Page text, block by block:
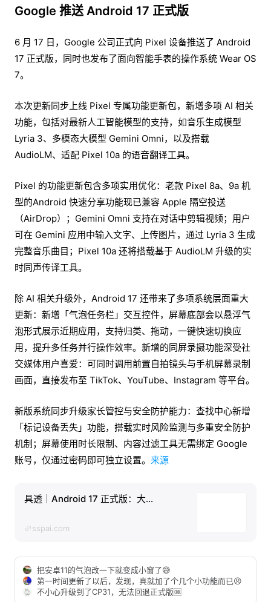
Google 推送 Android 17 正式版
6 月 17 日，Google 公司正式向 Pixel 设备推送了 Android
17 正式版，同时也发布了面向智能手表的操作系统 Wear OS
7。
本次更新同步上线 Pixel 专属功能更新包，新增多项 AI 相关
功能，包括对最新人工智能模型的支持，如音乐生成模型
Lyria 3、多模态大模型 Gemini Omni，以及搭载
AudioLM、适配 Pixel 10a 的语音翻译工具。
Pixel 的功能更新包含多项实用优化：老款 Pixel 8a、9a 机
型的Android 快速分享功能现已兼容 Apple 隔空投送
（AirDrop）；Gemini Omni 支持在对话中剪辑视频；用户
可在 Gemini 应用中输入文字、上传图片，通过 Lyria 3 生成
完整音乐曲目；Pixel 10a 还将搭载基于 AudioLM 升级的实
时同声传译工具。
除 AI 相关升级外，Android 17 还带来了多项系统层面重大
更新：新增「气泡任务栏」交互控件，屏幕底部会以悬浮气
泡形式展示近期应用，支持归类、拖动，一键快速切换应
用，提升多任务并行操作效率。新增的同屏录摄功能深受社
交媒体用户喜爱：可同时调用前置自拍镜头与手机屏幕录制
画面，直接发布至 TikTok、YouTube、Instagram 等平台。
新版系统同步升级家长管控与安全防护能力：查找中心新增
「标记设备丢失」功能，搭载实时风险监测与多重安全防护
机制；屏幕使用时长限制、内容过滤工具无需绑定 Google
账号，仅通过密码即可独立设置。 来源
具透｜Android 17 正式版：大...
sspai.com
把安卓11的气泡改一下就变成小窗了😅
第一时间更新了以后，发现，真就加了个几个小功能而已😣
不小心升级到了CP31，无法回退正式版🆒